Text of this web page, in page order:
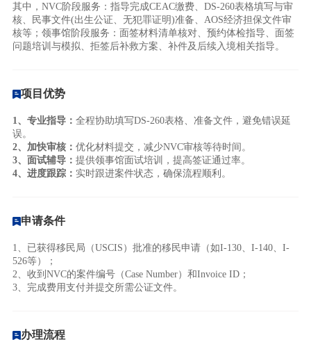
其中，NVC阶段服务：指导完成CEAC缴费、DS-260表格填写与审
核、民事文件(出生公证、无犯罪证明)准备、AOS经济担保文件审
核等；领事馆阶段服务：面签材料清单核对、预约体检指导、面签
问题培训与模拟、拒签后补救方案、补件及后续入境相关指导。
项目优势
1、专业指导： 全程协助填写DS-260表格、准备文件，避免错误延
误。
2、加快审核： 优化材料提交，减少NVC审核等待时间。
3、面试辅导： 提供领事馆面试培训，提高签证通过率。
4、进度跟踪： 实时跟进案件状态，确保流程顺利。
申请条件
1、已获得移民局（USCIS）批准的移民申请（如I-130、I-140、I-
526等）；
2、收到NVC的案件编号（Case Number）和Invoice ID；
3、完成费用支付并提交所需公证文件。
办理流程